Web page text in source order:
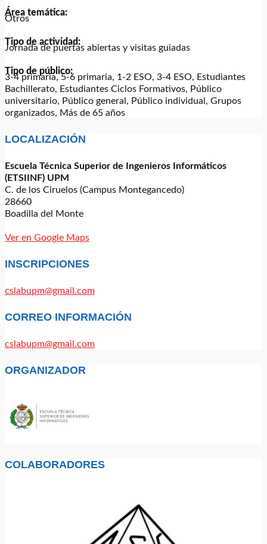
Área temática:
Otros
Tipo de actividad:
Jornada de puertas abiertas y visitas guiadas
Tipo de público:
3-4 primaria, 5-6 primaria, 1-2 ESO, 3-4 ESO, Estudiantes
Bachillerato, Estudiantes Ciclos Formativos, Público
universitario, Público general, Público individual, Grupos
organizados, Más de 65 años
LOCALIZACIÓN
Escuela Técnica Superior de Ingenieros Informáticos
(ETSIINF) UPM
C. de los Ciruelos (Campus Montegancedo)
28660
Boadilla del Monte
Ver en Google Maps
INSCRIPCIONES
cslabupm@gmail.com
CORREO INFORMACIÓN
cslabupm@gmail.com
ORGANIZADOR
COLABORADORES